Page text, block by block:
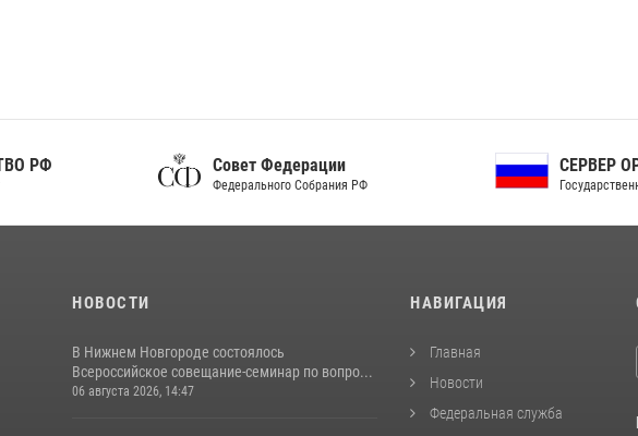
Совет Федерации
Федерального Собрания РФ
СЕРВЕР ОРГАНОВ
Государственной власти РФ
НОВОСТИ
В Нижнем Новгороде состоялось
Всероссийское совещание-семинар по вопро...
06 августа 2026, 14:47
НАВИГАЦИЯ
Главная
Новости
Федеральная служба